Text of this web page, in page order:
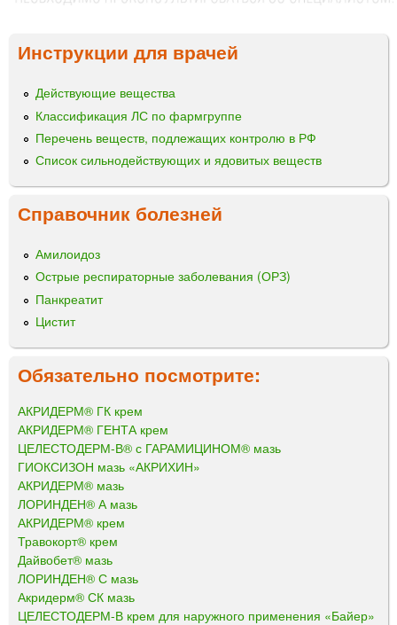
Инструкции для врачей
Действующие вещества
Классификация ЛС по фармгруппе
Перечень веществ, подлежащих контролю в РФ
Список сильнодействующих и ядовитых веществ
Справочник болезней
Амилоидоз
Острые респираторные заболевания (ОРЗ)
Панкреатит
Цистит
Обязательно посмотрите:
АКРИДЕРМ® ГК крем
АКРИДЕРМ® ГЕНТА крем
ЦЕЛЕСТОДЕРМ-В® с ГАРАМИЦИНОМ® мазь
ГИОКСИЗОН мазь «АКРИХИН»
АКРИДЕРМ® мазь
ЛОРИНДЕН® А мазь
АКРИДЕРМ® крем
Травокорт® крем
Дайвобет® мазь
ЛОРИНДЕН® С мазь
Акридерм® СК мазь
ЦЕЛЕСТОДЕРМ-В крем для наружного применения «Байер»